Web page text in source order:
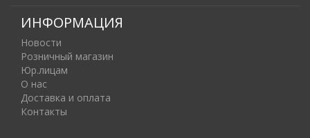
ИНФОРМАЦИЯ
Новости
Розничный магазин
Юр.лицам
О нас
Доставка и оплата
Контакты